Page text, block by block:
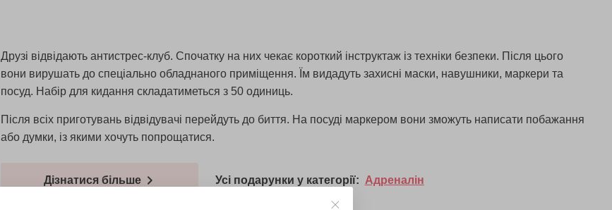
Друзі відвідають антистрес-клуб. Спочатку на них чекає короткий інструктаж із техніки безпеки. Після цього
вони вирушать до спеціально обладнаного приміщення. Їм видадуть захисні маски, навушники, маркери та
посуд. Набір для кидання складатиметься з 50 одиниць.
Після всіх приготувань відвідувачі перейдуть до биття. На посуді маркером вони зможуть написати побажання
або думки, із якими хочуть попрощатися.
Дізнатися більше Усі подарунки у категорії: Адреналін